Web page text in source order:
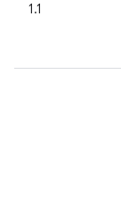
1.1